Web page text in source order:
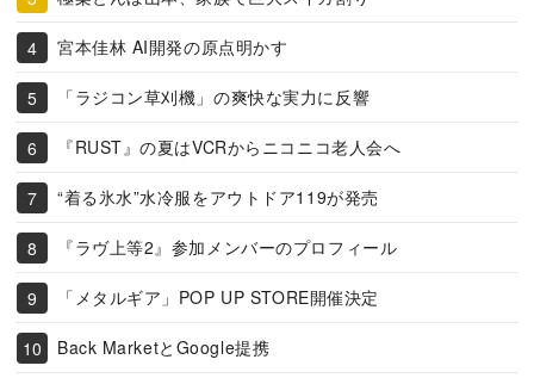
宮本佳林 AI開発の原点明かす
「ラジコン草刈機」の爽快な実力に反響
『RUST』の夏はVCRからニコニコ老人会へ
“着る氷水”水冷服をアウトドア119が発売
『ラヴ上等2』参加メンバーのプロフィール
「メタルギア」POP UP STORE開催決定
Back MarketとGoogle提携